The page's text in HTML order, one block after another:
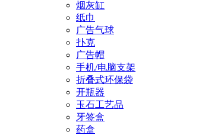
烟灰缸
纸巾
广告气球
扑克
广告帽
手机/电脑支架
折叠式环保袋
开瓶器
玉石工艺品
牙签盒
药盒